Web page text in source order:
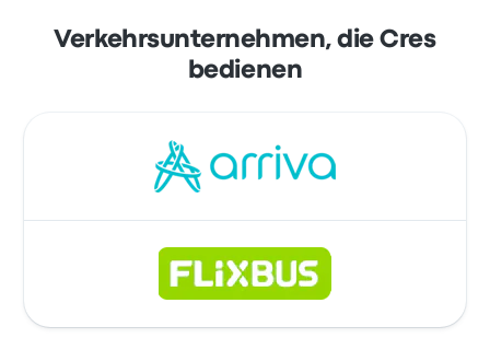
Verkehrsunternehmen, die Cres
bedienen